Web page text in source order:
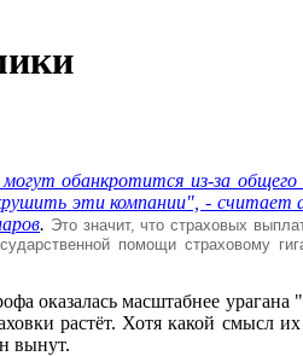
обанкротится из-за общего
эти компании", -
. Это значит, что страховых
помощи страховому
оказалась масштабнее
растёт. Хотя какой смысл
вынут.